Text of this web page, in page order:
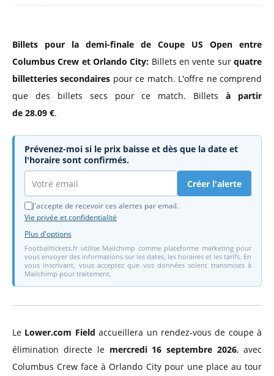
Billets pour la demi-finale de Coupe US Open entre
Columbus Crew et Orlando City: Billets en vente surquatre
billetteries secondaires pour ce match. L'offre ne comprend
que des billets secs pour ce match. Billetsà partir
de 28.09 €.
Prévenez-moi si le prix baisse et dès que la date et
l'horaire sont confirmés.
Créer l'alerte
J'accepte de recevoir ces alertes par email.
Vie privée et confidentialité
Plus d'options
Footballtickets.fr utilise Mailchimp comme plateforme marketing pour
vous envoyer des informations sur les dates, les horaires et les tarifs. En
vous inscrivant, vous acceptez que vos données soient transmises à
Mailchimp pour traitement.
Le Lower.com Field accueillera un rendez-vous de coupe à
élimination directe le mercredi 16 septembre 2026, avec
Columbus Crew face à Orlando City pour une place au tour